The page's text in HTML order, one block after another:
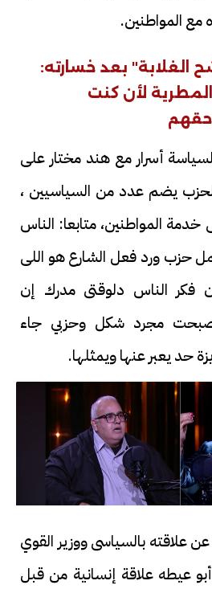
مع المواطنين.
الغلابة" بعد خسارته:
المطرية لأن كنت
أسرار مع هند مختار على
يضم عدد من السياسيين ،
المواطنين، متابعا: الناس
حزب ورد فعل الشارع هو اللى
فكر الناس دلوقتى مدرك إن
أصبحت مجرد شكل وحزبي جاء
حد يعبر عنها ويمثلها.
علاقته بالسياسى ووزير القوي
أبو عيطه علاقة إنسانية من قبل